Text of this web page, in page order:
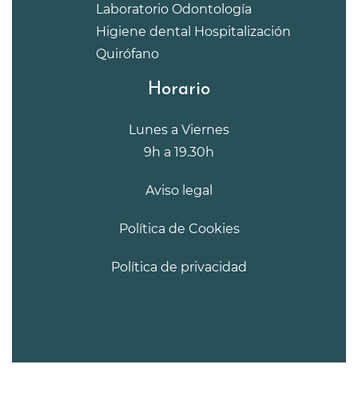
Laboratorio Odontología
Higiene dental Hospitalización
Quirófano
Horario
Lunes a Viernes
9h a 19.30h
Aviso legal
Política de Cookies
Política de privacidad